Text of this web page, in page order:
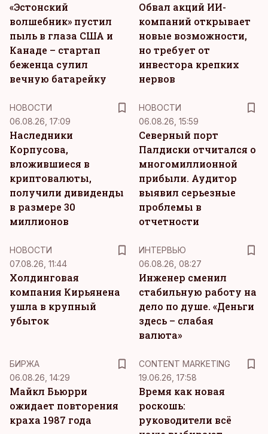
«Эстонский
волшебник» пустил
пыль в глаза США и
Канаде – стартап
беженца сулил
вечную батарейку
Обвал акций ИИ-
компаний открывает
новые возможности,
но требует от
инвестора крепких
нервов
НОВОСТИ
06.08.26, 17:09
Наследники
Корпусова,
вложившиеся в
криптовалюты,
получили дивиденды
в размере 30
миллионов
НОВОСТИ
06.08.26, 15:59
Северный порт
Палдиски отчитался о
многомиллионной
прибыли. Аудитор
выявил серьезные
проблемы в
отчетности
НОВОСТИ
07.08.26, 11:44
Холдинговая
компания Кирьянена
ушла в крупный
убыток
ИНТЕРВЬЮ
06.08.26, 08:27
Инженер сменил
стабильную работу на
дело по душе. «Деньги
здесь – слабая
валюта»
БИРЖА
06.08.26, 14:29
Майкл Бьюрри
ожидает повторения
краха 1987 года
CONTENT MARKETING
19.06.26, 17:58
Время как новая
роскошь:
руководители всё